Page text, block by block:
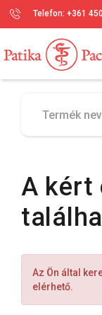
Telefon: +361
A kért
Az Ön által
elérhető.